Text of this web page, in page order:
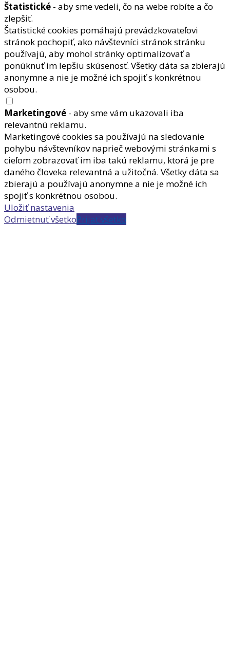
Štatistické - aby sme vedeli, čo na webe robíte a čo
zlepšiť.
Štatistické cookies pomáhajú prevádzkovateľovi
stránok pochopiť, ako návštevníci stránok stránku
používajú, aby mohol stránky optimalizovať a
ponúknuť im lepšiu skúsenosť. Všetky dáta sa zbierajú
anonymne a nie je možné ich spojiť s konkrétnou
osobou.
Marketingové - aby sme vám ukazovali iba
relevantnú reklamu.
Marketingové cookies sa používajú na sledovanie
pohybu návštevníkov naprieč webovými stránkami s
cieľom zobrazovať im iba takú reklamu, ktorá je pre
daného človeka relevantná a užitočná. Všetky dáta sa
zbierajú a používajú anonymne a nie je možné ich
spojiť s konkrétnou osobou.
Uložiť nastavenia
Odmietnuť všetkoPrijať všetko